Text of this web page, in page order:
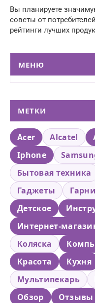
Вы планируете
советы от
рейтинги лучших
МЕНЮ
МЕТКИ
Acer Alcatel
Iphone
Бытовая техника
Гаджеты
Детское
Интернет-
Коляска
Красота
Кухня
Мультипекарь
Обзор
Отзывы